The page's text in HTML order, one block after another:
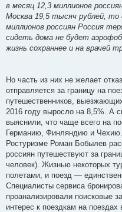
в месяц 12,3 миллионов
Москва 19,5 тысяч рублей, то
миллионов россиян Россия
сидеть дома не будет
жизнь сохраннее и на врачей
Но часть из них не желает
отправляется за границу на
путешественников,
2016 году выросло на 8,5%. А
выяснили, что чаще всего на
Германию, Финляндию и
Ростуризме Роман Бобылев
россиян путешествуют за
человек). Жизнью некоторых
полетами, и поезд —
Специалисты сервиса
проанализировали поисковые
интерес к поездкам на